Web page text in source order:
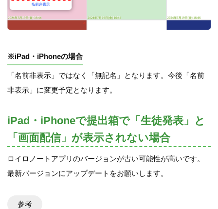
※iPad・iPhoneの場合
「名前非表示」ではなく「無記名」となります。今後「名前
非表示」に変更予定となります。
iPad・iPhoneで提出箱で「生徒発表」と
「画面配信」が表示されない場合
ロイロノートアプリのバージョンが古い可能性が高いです。
最新バージョンにアップデートをお願いします。
参考